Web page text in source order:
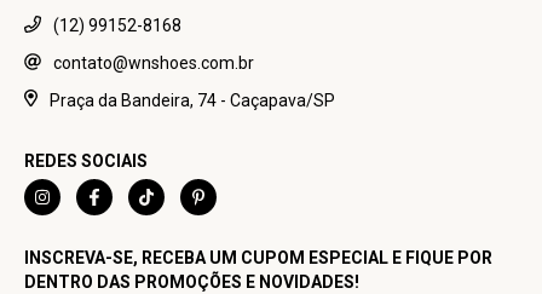
(12) 99152-8168
contato@wnshoes.com.br
Praça da Bandeira, 74 - Caçapava/SP
REDES SOCIAIS
INSCREVA-SE, RECEBA UM CUPOM ESPECIAL E FIQUE POR
DENTRO DAS PROMOÇÕES E NOVIDADES!